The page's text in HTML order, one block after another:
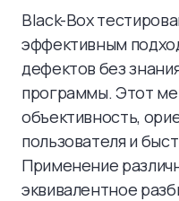
Black-Box
эффективным
дефектов без
программы. Этот
объективность,
пользователя и
Применение
эквивалентное